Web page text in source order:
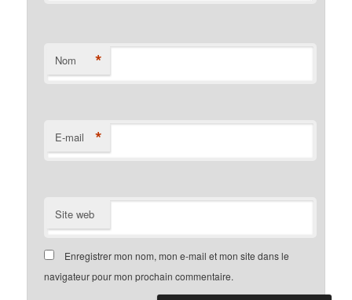
Nom *
E-mail *
Site web
Enregistrer mon nom, mon e-mail et mon site dans le
navigateur pour mon prochain commentaire.